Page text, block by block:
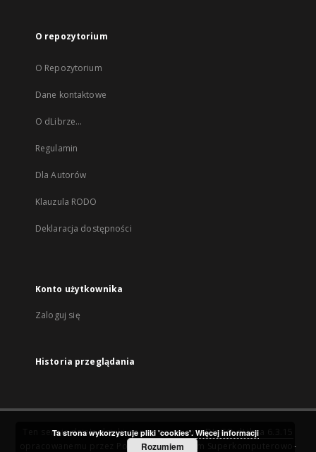
O repozytorium
O Repozytorium
Dane kontaktowe
O dLibrze...
Regulamin
Dla Autorów
Klauzula RODO
Deklaracja dostępności
Konto użytkownika
Zaloguj się
Historia przeglądania
Ten serwis działa dzięki oprogramowaniuDInGO dLibra 6.3.15
Poznańskie Centrum Superkomputerowo-
Ta strona wykorzystuje pliki 'cookies'. Więcej informacji
Rozumiem